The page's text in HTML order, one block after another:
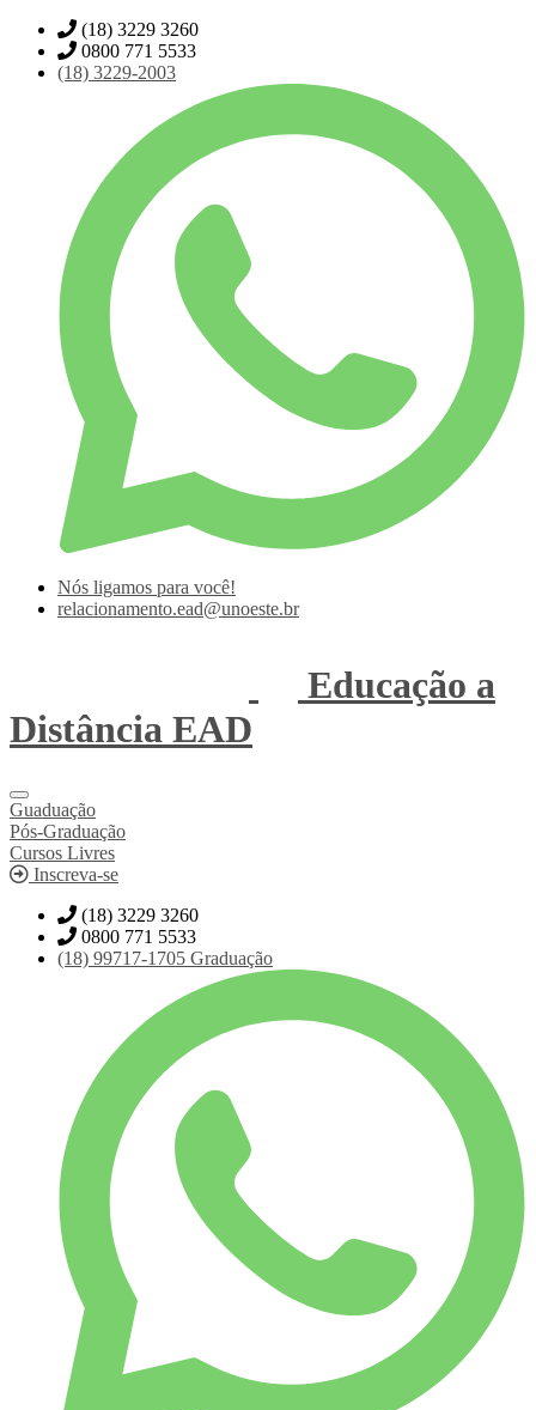
(18) 3229 3260
0800 771 5533
(18) 3229-2003
Nós ligamos para você!
relacionamento.ead@unoeste.br
Educação a
Distância EAD
Guaduação
Pós-Graduação
Cursos Livres
Inscreva-se
(18) 3229 3260
0800 771 5533
(18) 99717-1705 Graduação